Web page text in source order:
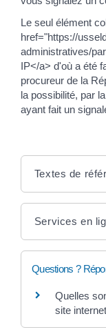
Le seul élément
href="https://
administratives/
IP</a> d'où a été
procureur de la
la possibilité, par
ayant fait un
Textes de
Services en
Questions ?
Quelles
site